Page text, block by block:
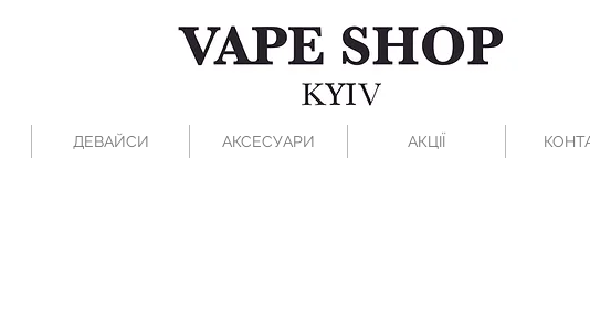
ДЕВАЙСИ АКСЕСУАРИ АКЦІЇ